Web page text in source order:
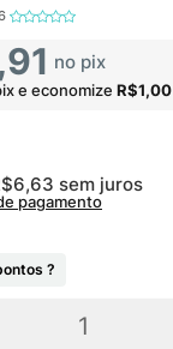
no pix
e economize R$1,00
sem juros
pagamento
?